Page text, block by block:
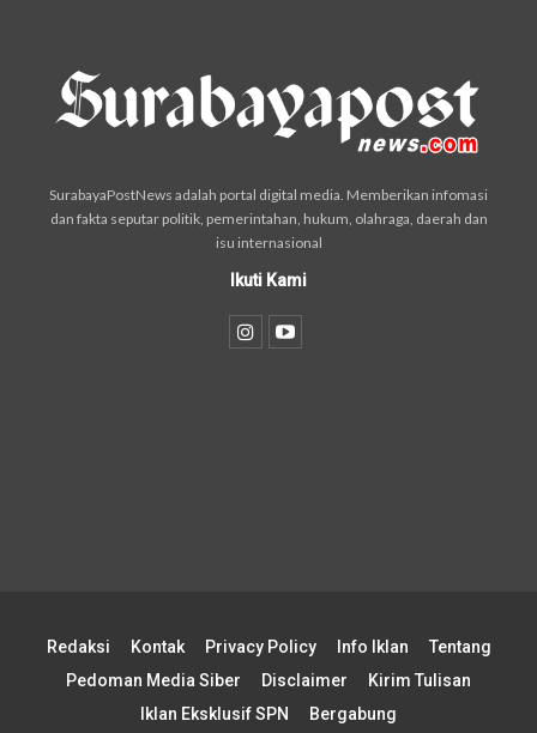
SurabayaPostNews adalah portal digital media. Memberikan infomasi
dan fakta seputar politik, pemerintahan, hukum, olahraga, daerah dan
isu internasional
Ikuti Kami
Redaksi Kontak Privacy Policy Info Iklan
Tentang
Pedoman Media Siber
Disclaimer
Kirim Tulisan
Iklan Eksklusif SPN
Bergabung